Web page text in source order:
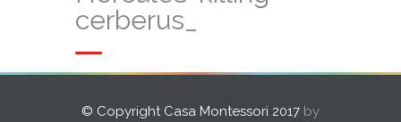
cerberus_
© Copyright Casa Montessori 2017 by